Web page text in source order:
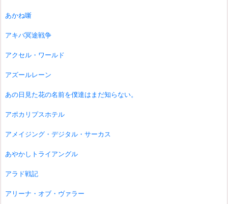
あかね噺
アキバ冥途戦争
アクセル・ワールド
アズールレーン
あの日見た花の名前を僕達はまだ知らない。
アポカリプスホテル
アメイジング・デジタル・サーカス
あやかしトライアングル
アラド戦記
アリーナ・オブ・ヴァラー